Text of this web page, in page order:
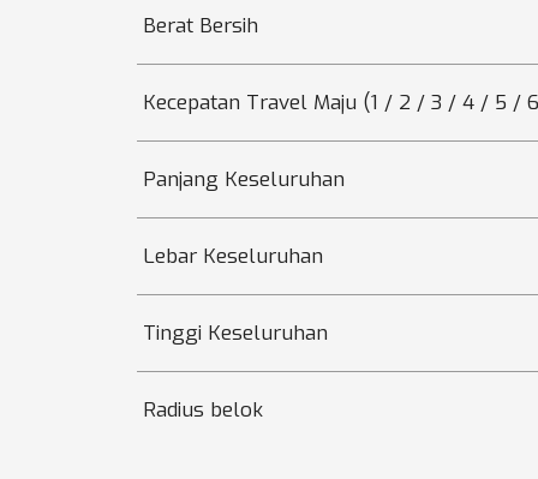
Berat Bersih
Kecepatan Travel Maju (1 / 2 / 3 / 4 / 5 /
Panjang Keseluruhan
Lebar Keseluruhan
Tinggi Keseluruhan
Radius belok